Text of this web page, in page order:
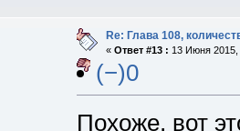
Re: Глава 108,
« Ответ #13 : 13 Июня 2015,
(−)0
Похоже, вот